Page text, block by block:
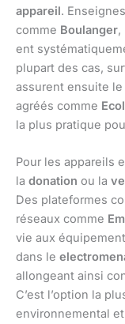
appareil. Enseignes
comme Boulanger,
ent
plupart des cas,
assurent ensuite
agréés comme
la plus pratique
Pour les appareils
la donation ou la
Des plateformes
réseaux comme
vie aux
dans le
allongeant ainsi
C’est l’option la
environnemental